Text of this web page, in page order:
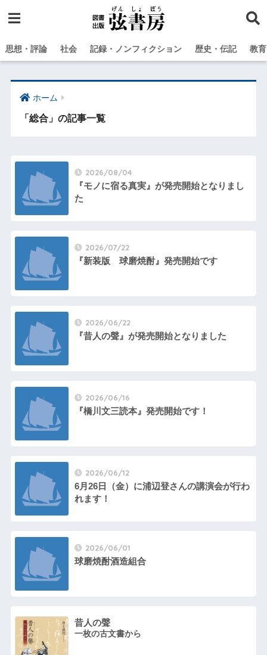
思想・評論 社会 記録・ノンフィクション 歴史・伝記 教
ホーム
「総合」の記事一覧
2026/08/04
『モノに宿る真実』が発売開始となりまし
た
2026/07/22
『新装版 球磨焼酎』発売開始です
2026/06/22
『昔人の聲』が発売開始となりました
2026/06/16
『橋川文三読本』発売開始です！
2026/06/12
6月26日（金）に浦辺登さんの講演会が行わ
れます！
2026/06/01
球磨焼酎酒造組合
昔人の聲
一枚の古文書から